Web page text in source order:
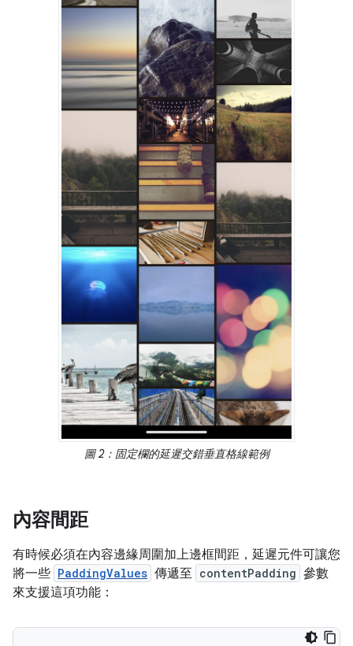
圖 2：固定欄的延遲交錯垂直格線範例
內容間距
有時候必須在內容邊緣周圍加上邊框間距，延遲元件可讓您
將一些 PaddingValues 傳遞至 contentPadding 參數
來支援這項功能：